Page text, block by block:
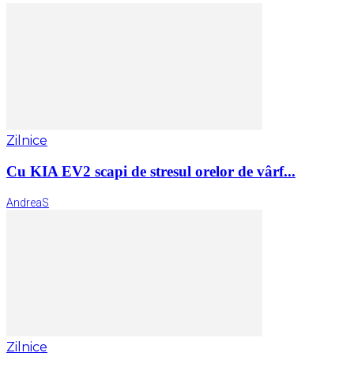
Zilnice
Cu KIA EV2 scapi de stresul orelor de vârf...
AndreaS
Zilnice